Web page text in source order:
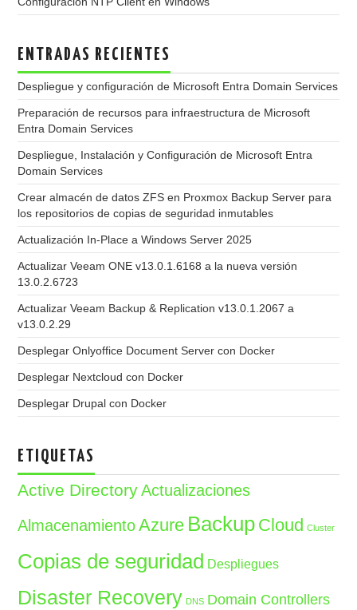
ENTRADAS RECIENTES
Despliegue y configuración de Microsoft Entra Domain Services
Preparación de recursos para infraestructura de Microsoft
Entra Domain Services
Despliegue, Instalación y Configuración de Microsoft Entra
Domain Services
Crear almacén de datos ZFS en Proxmox Backup Server para
los repositorios de copias de seguridad inmutables
Actualización In-Place a Windows Server 2025
Actualizar Veeam ONE v13.0.1.6168 a la nueva versión
13.0.2.6723
Actualizar Veeam Backup & Replication v13.0.1.2067 a
v13.0.2.29
Desplegar Onlyoffice Document Server con Docker
Desplegar Nextcloud con Docker
Desplegar Drupal con Docker
ETIQUETAS
Active Directory Actualizaciones
Almacenamiento Azure Backup Cloud Cluster
Copias de seguridad Despliegues
Disaster Recovery DNS Domain Controllers